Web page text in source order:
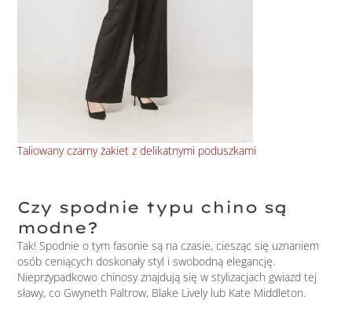
Taliowany czarny żakiet z delikatnymi poduszkami
Czy spodnie typu chino są
modne?
Tak! Spodnie o tym fasonie są na czasie, ciesząc się uznaniem
osób ceniących doskonały styl i swobodną elegancję.
Nieprzypadkowo chinosy znajdują się w stylizacjach gwiazd tej
sławy, co Gwyneth Paltrow, Blake Lively lub Kate Middleton.